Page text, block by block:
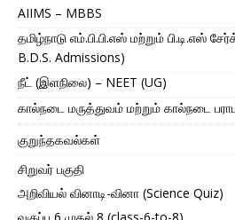
AIIMS – MBBS
தமிழ்நாடு எம்.பி.பி.எஸ் மற்றும் பி.டி.எஸ்
B.D.S. Admissions)
நீட் (இளநிலை) – NEET (UG)
கால்நடை மருத்துவம் மற்றும் கால்நடை
குறுந்தகவல்கள்
சிறுவர் பகுதி
அறிவியல் வினாடி-வினா (Science Quiz)